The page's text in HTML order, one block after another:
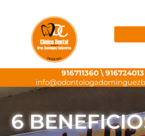
916711360\ 916724013
6